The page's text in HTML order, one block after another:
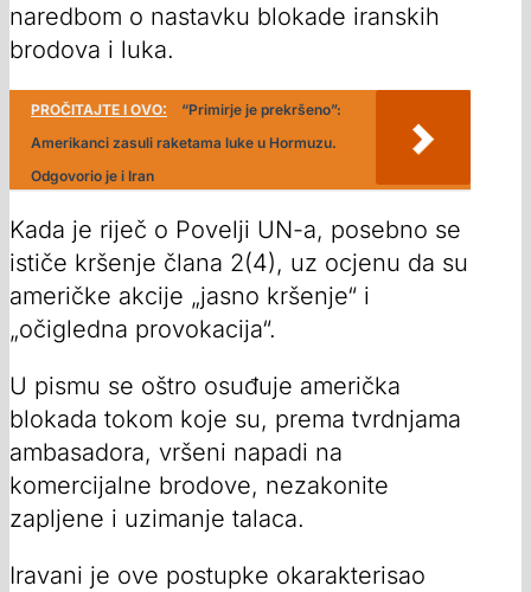
naredbom o nastavku blokade iranskih
brodova i luka.
PROČITAJTE I OVO:
“Primirje je prekršeno”:
Amerikanci zasuli raketama luke u Hormuzu.
Odgovorio je i Iran
Kada je riječ o Povelji UN-a, posebno se
ističe kršenje člana 2(4), uz ocjenu da su
američke akcije „jasno kršenje“ i
„očigledna provokacija“.
U pismu se oštro osuđuje američka
blokada tokom koje su, prema tvrdnjama
ambasadora, vršeni napadi na
komercijalne brodove, nezakonite
zapljene i uzimanje talaca.
Iravani je ove postupke okarakterisao